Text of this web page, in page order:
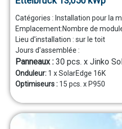
Catégories : Installation pour la
Emplacement:Nombre de
Lieu d'installation : sur le toit
Jours d'assemblée :
Panneaux : 30 pcs. x Jinko
Onduleur: 1 x SolarEdge 16K
Optimiseurs : 15 pcs. x P950